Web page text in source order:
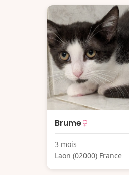
Brume
3 mois
Laon (02000) France